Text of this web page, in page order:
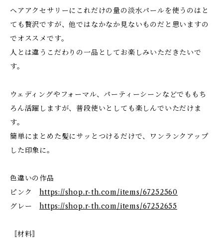
ヘアアクセサリーにこれだけの量の淡水パールを使うのはと
ても贅沢ですが、他ではなかなか見ないものだと思いますの
でオススメです。
人とは違うこだわりの一品としてお楽しみいただきたいで
す。
ウェディングやフォーマル、パーティーシーンなどでももち
ろん活躍しますが、普段使いとしても楽しんでいただけま
す。
簡単にまとめた髪にサッとつけるだけで、ワンランクアップ
した印象に。
色違いの作品
ピンクhttps://shop.r-th.com/items/67252560
グレーhttps://shop.r-th.com/items/67252655
〚材料〛